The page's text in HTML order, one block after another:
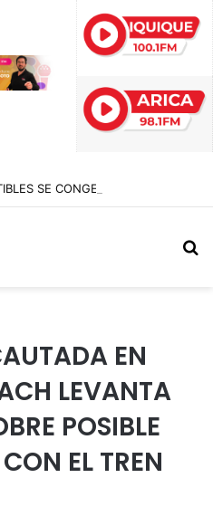
EN
LEVANTA
POSIBLE
EL TREN